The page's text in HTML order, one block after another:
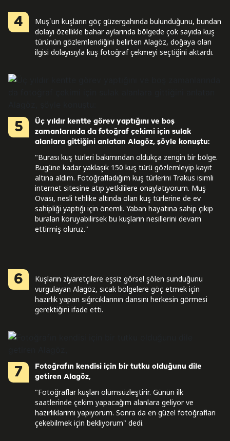
4
Muş`un kuşların göç güzergahında bulunduğunu, bundan
dolayı özellikle bahar aylarında bölgede çok sayıda kuş
türünün gözlemlendiğini belirten Alagöz, doğaya olan
ilgisi dolayısıyla kuş fotoğraf çekmeyi seçtiğini aktardı.
5
Üç yıldır kentte görev yaptığını ve boş
zamanlarında da fotoğraf çekimi için sulak
alanlara gittiğini anlatan Alagöz, şöyle konuştu:
"Burası kuş türleri bakımından oldukça zengin bir bölge.
Bugüne kadar yaklaşık 150 kuş türü gözlemleyip kayıt
altına aldım. Fotoğrafladığım kuş türlerini Trakus isimli
internet sitesine atıp yetkililere onaylatıyorum. Muş
Ovası, nesli tehlike altında olan kuş türlerine de ev
sahipliği yaptığı için önemli. Yaban hayatına sahip çıkıp
buraları koruyabilirsek bu kuşların nesillerini devam
ettirmiş oluruz."
6
Kuşların ziyaretçilere eşsiz görsel şölen sunduğunu
vurgulayan Alagöz, sıcak bölgelere göç etmek için
hazırlık yapan sığırcıklarının dansını herkesin görmesi
gerektiğini ifade etti.
7
Fotoğrafın kendisi için bir tutku olduğunu dile
getiren Alagöz,
"Fotoğraflar kuşları ölümsüzleştirir. Günün ilk
saatlerinde çekim yapacağım alanlara geliyor ve
hazırlıklarımı yapıyorum. Sonra da en güzel fotoğrafları
çekebilmek için bekliyorum" dedi.